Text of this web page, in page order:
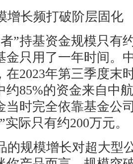
增长频打破阶层固化
”持基资金规模只有
金只用了一年时间。
在2023年第三季度末
约85%的资金来自中
当时完全依靠基金公
际只有约200万元。
的规模增长对超大型